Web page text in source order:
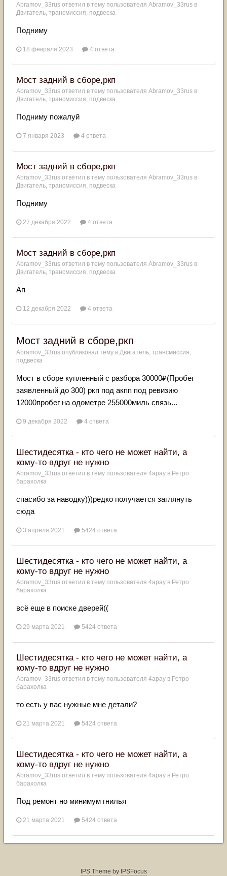
Abramov_33rus ответил в тему пользователя Abramov_33rus в
Двигатель, трансмиссия, подвеска
Подниму
18 февраля 2023 4 ответа
Мост задний в сборе,ркп
Abramov_33rus ответил в тему пользователя Abramov_33rus в
Двигатель, трансмиссия, подвеска
Подниму пожалуй
7 января 2023 4 ответа
Мост задний в сборе,ркп
Abramov_33rus ответил в тему пользователя Abramov_33rus в
Двигатель, трансмиссия, подвеска
Подниму
27 декабря 2022 4 ответа
Мост задний в сборе,ркп
Abramov_33rus ответил в тему пользователя Abramov_33rus в
Двигатель, трансмиссия, подвеска
Ап
12 декабря 2022 4 ответа
Мост задний в сборе,ркп
Abramov_33rus опубликовал тему в Двигатель, трансмиссия,
подвеска
Мост в сборе купленный с разбора 30000₽(Пробег
заявленный до 300) ркп под акпп под ревизию
12000пробег на одометре 255000миль связь...
9 декабря 2022 4 ответа
Шестидесятка - кто чего не может найти, а
кому-то вдруг не нужно
Abramov_33rus ответил в тему пользователя 4apay в Ретро
барахолка
спасибо за наводку)))редко получается заглянуть
сюда
3 апреля 2021 5424 ответа
Шестидесятка - кто чего не может найти, а
кому-то вдруг не нужно
Abramov_33rus ответил в тему пользователя 4apay в Ретро
барахолка
всё еще в поиске дверей((
29 марта 2021 5424 ответа
Шестидесятка - кто чего не может найти, а
кому-то вдруг не нужно
Abramov_33rus ответил в тему пользователя 4apay в Ретро
барахолка
то есть у вас нужные мне детали?
21 марта 2021 5424 ответа
Шестидесятка - кто чего не может найти, а
кому-то вдруг не нужно
Abramov_33rus ответил в тему пользователя 4apay в Ретро
барахолка
Под ремонт но минимум гнилья
21 марта 2021 5424 ответа
IPS Theme by IPSFocus